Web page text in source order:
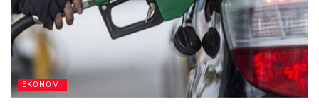
EKONOMI